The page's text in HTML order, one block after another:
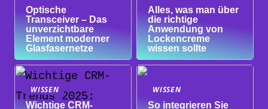
Optische
Transceiver – Das
unverzichtbare
Element moderner
Glasfasernetze
Alles, was man über
die richtige
Anwendung von
Lockencreme
wissen sollte
WISSEN
Wichtige CRM-
WISSEN
So integrieren Sie